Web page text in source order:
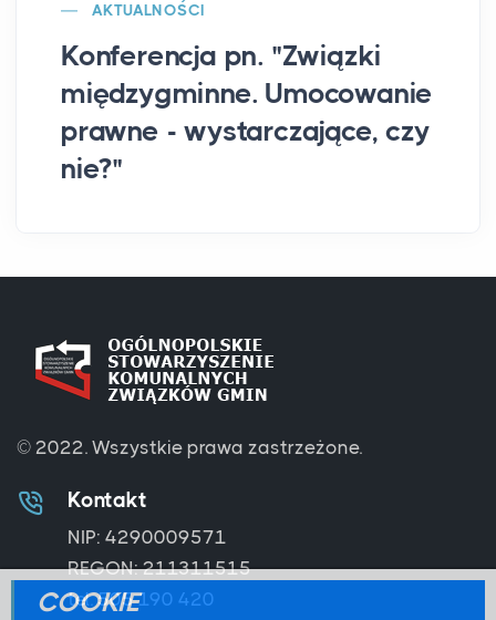
AKTUALNOŚCI
Konferencja pn. "Związki
międzygminne. Umocowanie
prawne - wystarczające, czy
nie?"
© 2022. Wszystkie prawa zastrzeżone.
Kontakt
NIP: 4290009571
REGON: 211311515
tel. 505 190 420
COOKIE